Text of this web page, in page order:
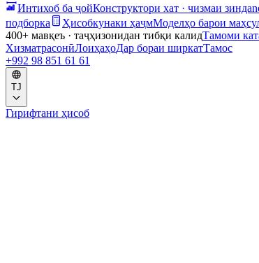
Интихоб ба ҷойКонструктори хат · чизмаи зинда
подборка
Ҳисобкунаки ҳаҷмМоделҳо барои
400+ мавқеъ · таҷҳизонидан тибқи калидТамоми
ХизматрасонӣЛоиҳаҳоДар бораи ширкатТамос
+992 98 851 61 61
TJ
Гирифтани ҳисоб